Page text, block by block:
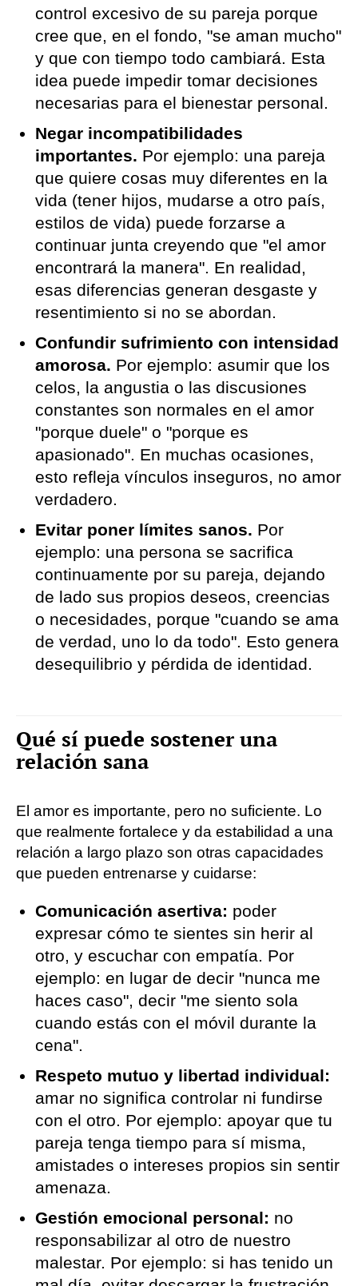
control excesivo de su pareja porque
cree que, en el fondo, "se aman mucho"
y que con tiempo todo cambiará. Esta
idea puede impedir tomar decisiones
necesarias para el bienestar personal.
Negar incompatibilidades
importantes. Por ejemplo: una pareja
que quiere cosas muy diferentes en la
vida (tener hijos, mudarse a otro país,
estilos de vida) puede forzarse a
continuar junta creyendo que "el amor
encontrará la manera". En realidad,
esas diferencias generan desgaste y
resentimiento si no se abordan.
Confundir sufrimiento con intensidad
amorosa. Por ejemplo: asumir que los
celos, la angustia o las discusiones
constantes son normales en el amor
"porque duele" o "porque es
apasionado". En muchas ocasiones,
esto refleja vínculos inseguros, no amor
verdadero.
Evitar poner límites sanos. Por
ejemplo: una persona se sacrifica
continuamente por su pareja, dejando
de lado sus propios deseos, creencias
o necesidades, porque "cuando se ama
de verdad, uno lo da todo". Esto genera
desequilibrio y pérdida de identidad.
Qué sí puede sostener una
relación sana
El amor es importante, pero no suficiente. Lo
que realmente fortalece y da estabilidad a una
relación a largo plazo son otras capacidades
que pueden entrenarse y cuidarse:
Comunicación asertiva: poder
expresar cómo te sientes sin herir al
otro, y escuchar con empatía. Por
ejemplo: en lugar de decir "nunca me
haces caso", decir "me siento sola
cuando estás con el móvil durante la
cena".
Respeto mutuo y libertad individual:
amar no significa controlar ni fundirse
con el otro. Por ejemplo: apoyar que tu
pareja tenga tiempo para sí misma,
amistades o intereses propios sin sentir
amenaza.
Gestión emocional personal: no
responsabilizar al otro de nuestro
malestar. Por ejemplo: si has tenido un